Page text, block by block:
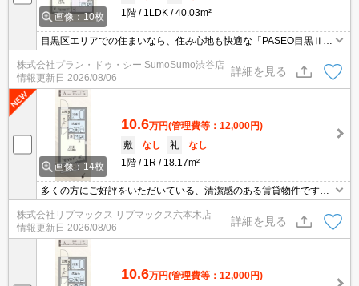
画像：10枚
1階
1LDK 40.03m²
目黒区エリアでの住まいなら、住み心地も快適な「PASEO目黒Ⅱ」
はいかがでしょうか。便利なスーパー「オオゼキ 目黒不動前店」ま
で461mです。セキュリティ面は、オートロック・TVインターホン
など充実しているので安心して生活できます。
株式会社プラン・ドゥ・シー SumoSumo渋谷店
情報更新日 2026/08/06
詳細を見る
画像：14枚
10.6万円(管理費等：12,000円)
敷
なし 礼
なし
1階
1R 18.17m²
多くの方にご好評をいただいている、清潔感のある賃貸物件です。
テレワークや家事の途中で手が離せない時でも宅配ボックスがある
のでわざわざ手を止める必要はないです。来訪者を確認してから施
錠を解除できるため防犯対策として優れているオートロック機能が
あります。駅から徒歩10分の物件で、アクセス良好です。
株式会社リブマックス リブマックス六本木店
情報更新日 2026/08/06
詳細を見る
10.6万円(管理費等：12,000円)